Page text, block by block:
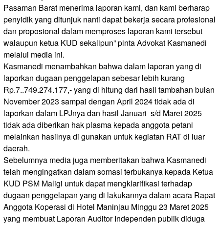
Pasaman Barat menerima laporan kami, dan kami berharap
penyidik yang ditunjuk nanti dapat bekerja secara profesional
dan proposional dalam memproses laporan kami tersebut
walaupun ketua KUD sekalipun” pinta Advokat Kasmanedi
melalui media ini.
Kasmanedi menambahkan bahwa dalam laporan yang di
laporkan dugaan penggelapan sebesar lebih kurang
Rp.7..749.274.177,- yang di hitung dari hasil tambahan bulan
November 2023 sampai dengan April 2024 tidak ada di
laporkan dalam LPJnya dan hasil Januari s/d Maret 2025
tidak ada diberikan hak plasma kepada anggota petani
melainkan hasilnya di gunakan untuk kegiatan RAT di luar
daerah.
Sebelumnya media juga memberitakan bahwa Kasmanedi
telah mengingatkan dalam somasi terbukanya kepada Ketua
KUD PSM Maligi untuk dapat mengklarifikasi terhadap
dugaan penggelapan yang di lakukannya dalam acara Rapat
Anggota Koperasi di Hotel Maninjau Minggu 23 Maret 2025
yang membuat Laporan Auditor Independen publik diduga